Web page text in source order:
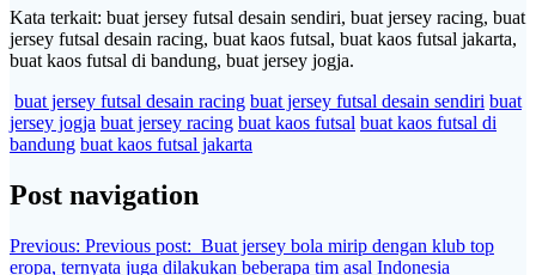
Kata terkait: buat jersey futsal desain sendiri, buat jersey racing, buat
jersey futsal desain racing, buat kaos futsal, buat kaos futsal jakarta,
buat kaos futsal di bandung, buat jersey jogja.
buat jersey futsal desain racing buat jersey futsal desain sendiri buat
jersey jogja buat jersey racing buat kaos futsal buat kaos futsal di
bandung buat kaos futsal jakarta
Post navigation
Previous: Previous post: Buat jersey bola mirip dengan klub top
eropa, ternyata juga dilakukan beberapa tim asal Indonesia